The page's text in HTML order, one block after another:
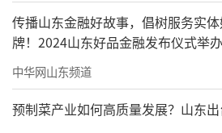
传播山东金融好故事，倡树服务实
牌！2024山东好品金融发布仪式举办
中华网山东频道
预制菜产业如何高质量发展？山东